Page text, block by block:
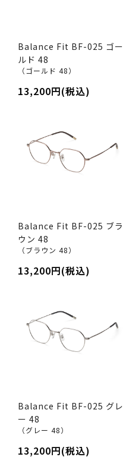
Balance Fit BF-025 ゴー
ルド 48
（ゴールド 48）
13,200円(税込)
Balance Fit BF-025 ブラ
ウン 48
（ブラウン 48）
13,200円(税込)
Balance Fit BF-025 グレ
ー 48
（グレー 48）
13,200円(税込)